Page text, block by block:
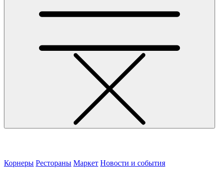
Корнеры Рестораны Маркет Новости и события